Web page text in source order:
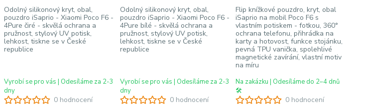
0 hodnocení
Odolný silikonový kryt, obal,
pouzdro iSaprio - Xiaomi Poco F6 -
4Pure čiré - skvělá ochrana a
pružnost, stylový UV potisk,
lehkost, tiskne se v České
republice
Vyrobí se pro vás | Odesíláme za 2-3
dny
0 hodnocení
Odolný silikonový kryt, obal,
pouzdro iSaprio - Xiaomi Poco F6 -
4Pure bílé - skvělá ochrana a
pružnost, stylový UV potisk,
lehkost, tiskne se v České
republice
Vyrobí se pro vás | Odesíláme za 2-3
dny
0 hodnocení
Flip knížkové pouzdro, kryt, obal
iSaprio na mobil Poco F6 s
vlastním potiskem - fotkou, 360°
ochrana telefonu, přihrádka na
karty a hotovost, funkce stojánku,
pevná TPU vanička, spolehlivé
magnetické zavírání, vlastní motiv
na míru
Na zakázku | Odesíláme do 2–4 dnů
🛠️